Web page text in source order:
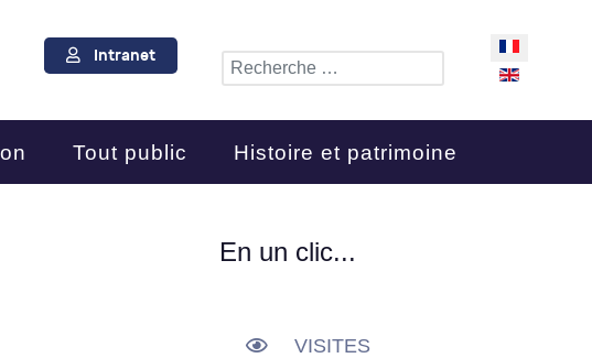
Intranet Rechercher
Sélectionnez
Tout public Histoire et patrimoine
En un clic...
VISITES